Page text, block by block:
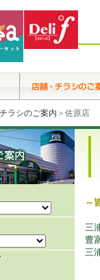
ラシのご案内 ＞佐原店
～
三
豊
三